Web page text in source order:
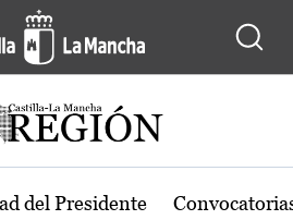
región de Castilla-
del Presidente